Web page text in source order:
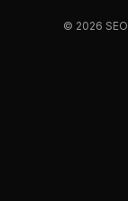
© 2026